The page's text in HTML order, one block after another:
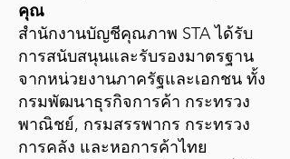
คุณ
สำนักงานบัญชีคุณภาพ STA ได้รับ
การสนับสนุนและรับรองมาตรฐาน
จากหน่วยงานภาครัฐและเอกชน ทั้ง
กรมพัฒนาธุรกิจการค้า กระทรวง
พาณิชย์, กรมสรรพากร กระทรวง
การคลัง และหอการค้าไทย